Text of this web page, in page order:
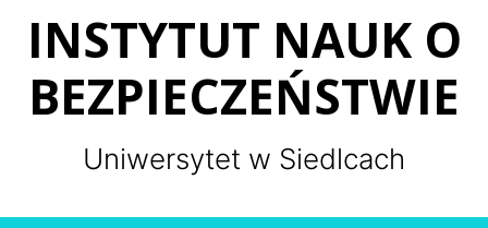
INSTYTUT NAUK O
BEZPIECZEŃSTWIE
Uniwersytet w Siedlcach